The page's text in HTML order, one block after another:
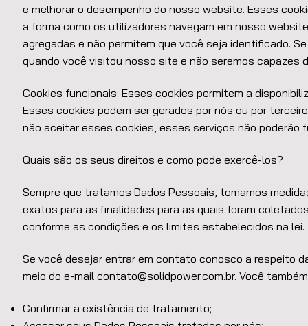
e melhorar o desempenho do nosso website. Esses
a forma como os utilizadores navegam em nosso
agregadas e não permitem que você seja identificado.
quando você visitou nosso site e não seremos capazes
Cookies funcionais: Esses cookies permitem a
Esses cookies podem ser gerados por nós ou por
não aceitar esses cookies, esses serviços não poderão
Quais são os seus direitos e como pode exercê-los?
Sempre que tratamos Dados Pessoais, tomamos
exatos para as finalidades para as quais foram
conforme as condições e os limites estabelecidos na lei.
Se você desejar entrar em contato conosco a respeito
meio do e-mail contato@solidpower.com.br. Você
Confirmar a existência de tratamento;